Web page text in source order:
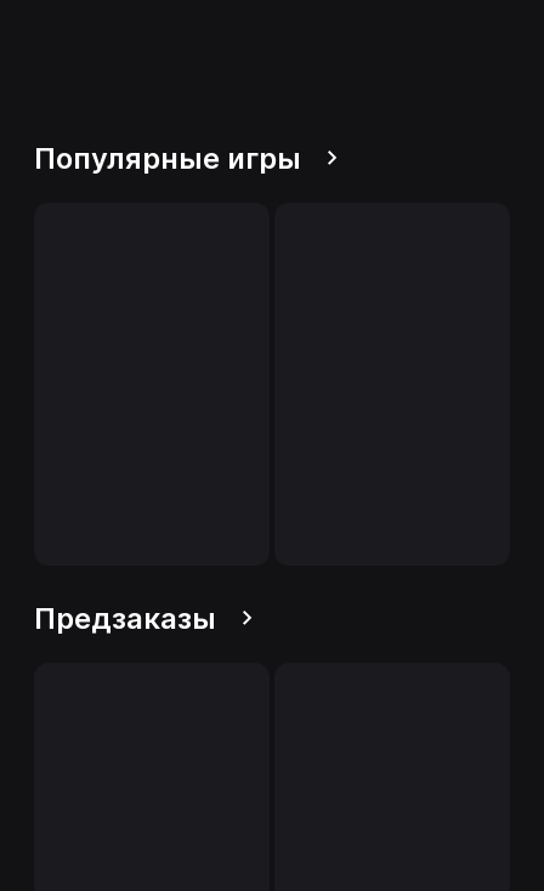
Популярные игры
Предзаказы